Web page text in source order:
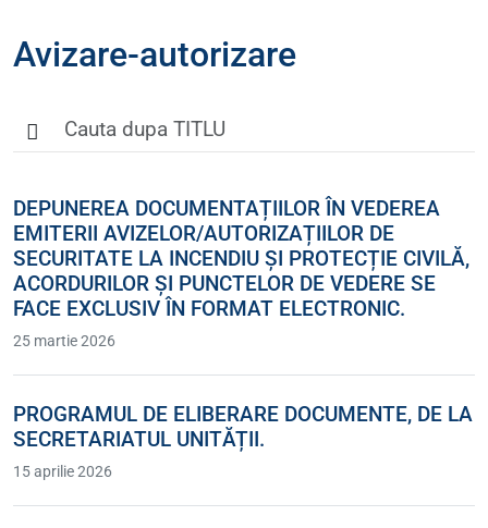
Avizare-autorizare
DEPUNEREA DOCUMENTAȚIILOR ÎN VEDEREA
EMITERII AVIZELOR/AUTORIZAȚIILOR DE
SECURITATE LA INCENDIU ȘI PROTECȚIE CIVILĂ,
ACORDURILOR ȘI PUNCTELOR DE VEDERE SE
FACE EXCLUSIV ÎN FORMAT ELECTRONIC.
25 martie 2026
PROGRAMUL DE ELIBERARE DOCUMENTE, DE LA
SECRETARIATUL UNITĂȚII.
15 aprilie 2026